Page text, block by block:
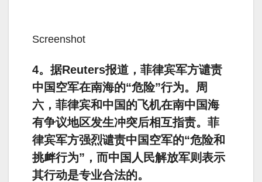
Screenshot
4。据Reuters报道，菲律宾军方谴责
中国空军在南海的“危险”行为。周
六，菲律宾和中国的飞机在南中国海
有争议地区发生冲突后相互指责。菲
律宾军方强烈谴责中国空军的“危险和
挑衅行为”，而中国人民解放军则表示
其行动是专业合法的。